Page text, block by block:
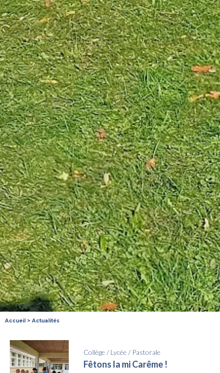
Accueil > Actualités
Collège / Lycée / Pastorale
Fêtons la mi Carême !